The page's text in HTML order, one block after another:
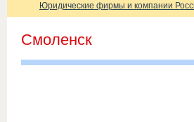
Юридические фирмы и компании
Смоленск